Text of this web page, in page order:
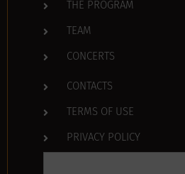
THE PROGRAM
TEAM
CONCERTS
CONTACTS
TERMS OF USE
PRIVACY POLICY
Search